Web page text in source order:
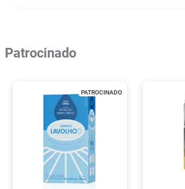
Patrocinado
PATROCINADO